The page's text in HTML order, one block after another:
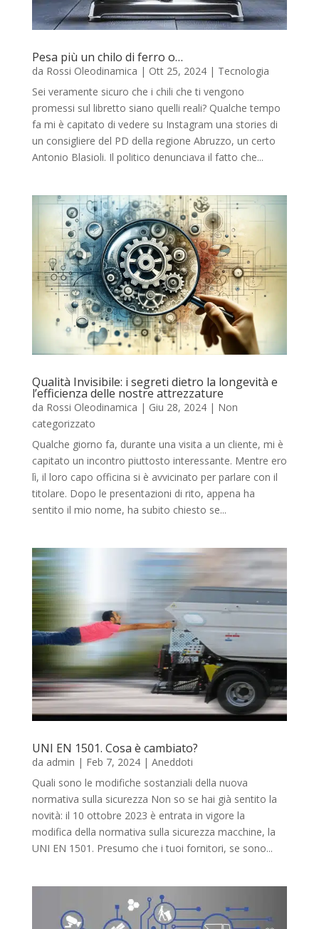
Pesa più un chilo di ferro o…
da Rossi Oleodinamica | Ott 25, 2024| Tecnologia
Sei veramente sicuro che i chili che ti vengono
promessi sul libretto siano quelli reali? Qualche tempo
fa mi è capitato di vedere su Instagram una stories di
un consigliere del PD della regione Abruzzo, un certo
Antonio Blasioli. Il politico denunciava il fatto che...
Qualità Invisibile: i segreti dietro la longevità e
l’efficienza delle nostre attrezzature
da Rossi Oleodinamica | Giu 28, 2024| Non
categorizzato
Qualche giorno fa, durante una visita a un cliente, mi è
capitato un incontro piuttosto interessante. Mentre ero
lì, il loro capo officina si è avvicinato per parlare con il
titolare. Dopo le presentazioni di rito, appena ha
sentito il mio nome, ha subito chiesto se...
UNI EN 1501. Cosa è cambiato?
da admin | Feb 7, 2024| Aneddoti
Quali sono le modifiche sostanziali della nuova
normativa sulla sicurezza Non so se hai già sentito la
novità: il 10 ottobre 2023 è entrata in vigore la
modifica della normativa sulla sicurezza macchine, la
UNI EN 1501. Presumo che i tuoi fornitori, se sono...